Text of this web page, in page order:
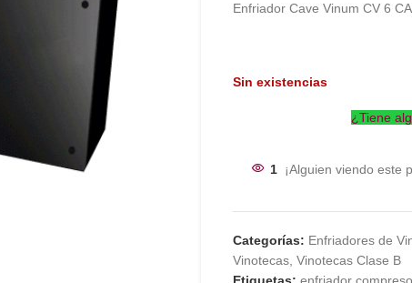
Enfriador Cave Vinum CV 6
Sin existencias
¿Tiene
1 ¡Alguien viendo este
Categorías: Enfriadores de
Vinotecas, Vinotecas Clase B